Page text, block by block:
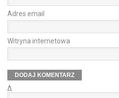
Adres email
Witryna internetowa
Δ